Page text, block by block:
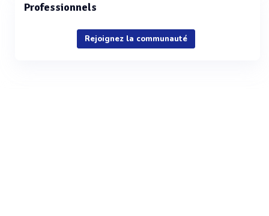
Professionnels
Rejoignez la communauté